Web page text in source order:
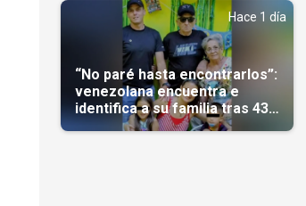
Hace 1 día
“No paré hasta encontrarlos”:
venezolana encuentra e
identifica a su familia tras 43
días del terremoto